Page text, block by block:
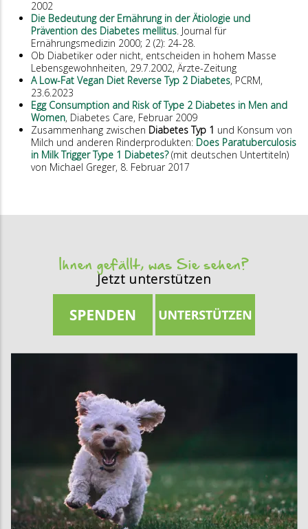
2002
Die Bedeutung der Ernährung in der Ätiologie und
Prävention des Diabetes mellitus . Journal für
Ernährungsmedizin 2000; 2 (2): 24-28.
Ob Diabetiker oder nicht, entscheiden in hohem Masse
Lebensgewohnheiten, 29.7.2002, Ärzte-Zeitung
A Low-Fat Vegan Diet Reverse Typ 2 Diabetes, PCRM,
23.6.2023
Egg Consumption and Risk of Type 2 Diabetes in Men and
Women, Diabetes Care, Februar 2009
Zusammenhang zwischen Diabetes Typ 1 und Konsum von
Milch und anderen Rinderprodukten: Does Paratuberculosis
in Milk Trigger Type 1 Diabetes?(mit deutschen Untertiteln)
von Michael Greger, 8. Februar 2017
Ihnen gefällt, was Sie sehen?
Jetzt unterstützen